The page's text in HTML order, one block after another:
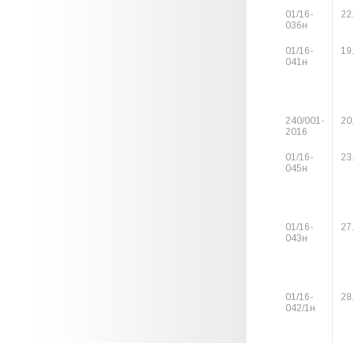
01/16-
036н
01/16-
041н
240/001-
2016
01/16-
045н
01/16-
043н
01/16-
042/1н